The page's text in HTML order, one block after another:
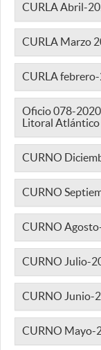
CURLA Abril-
CURLA Marzo
CURLA
Oficio 078-
Litoral Atlántico
CURNO
CURNO
CURNO
CURNO Julio-
CURNO Junio-
CURNO Mayo-